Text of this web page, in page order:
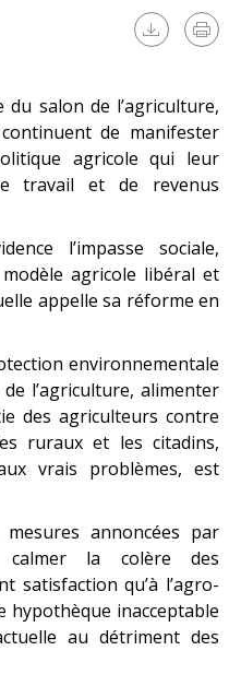
salon de l’agriculture,
de manifester
agricole qui leur
travail et de revenus
l’impasse sociale,
agricole libéral et
appelle sa réforme en
environnementale
l’agriculture, alimenter
des agriculteurs contre
ruraux et les citadins,
vrais problèmes, est
annoncées par
calmer la colère des
satisfaction qu’à l’agro-
inacceptable
au détriment des